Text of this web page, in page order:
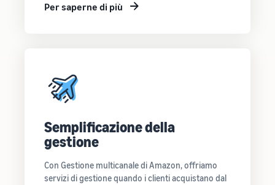
Per saperne di più
Semplificazione della
gestione
Con Gestione multicanale di Amazon, offriamo
servizi di gestione quando i clienti acquistano dal